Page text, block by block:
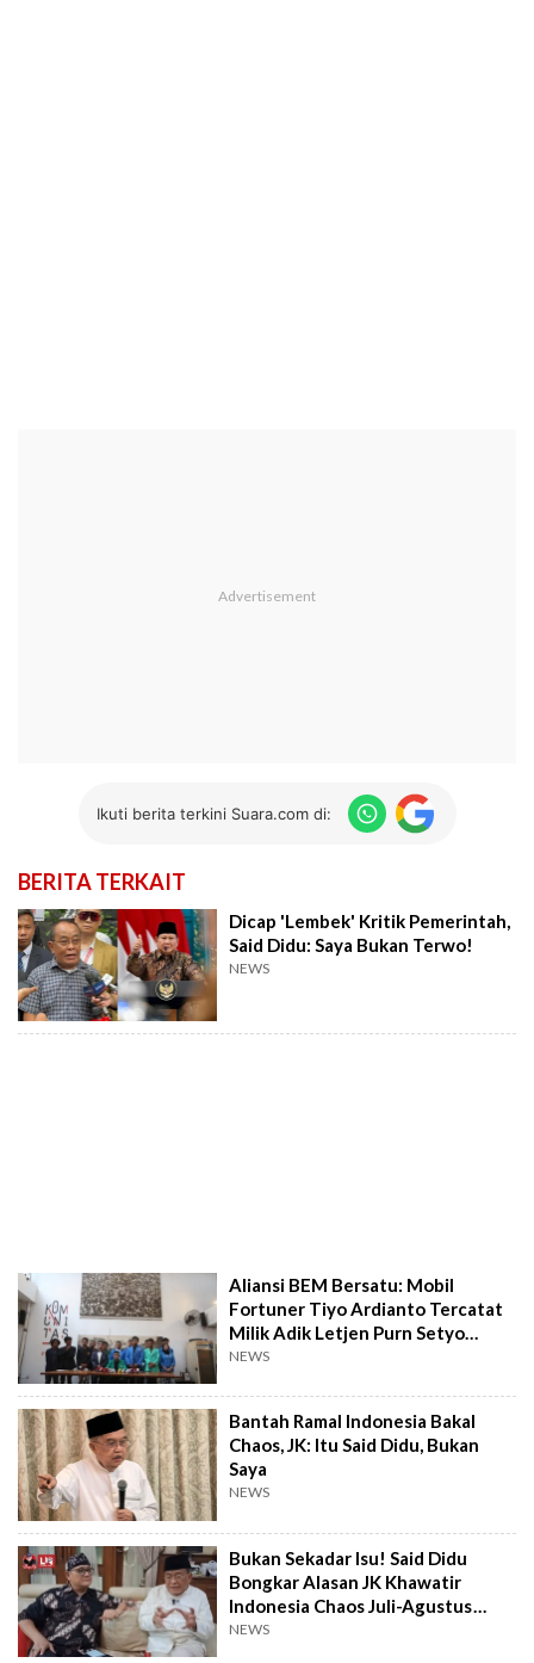
Ikuti berita terkini Suara.com di:
BERITA TERKAIT
Dicap 'Lembek' Kritik Pemerintah,
Said Didu: Saya Bukan Terwo!
NEWS
Aliansi BEM Bersatu: Mobil
Fortuner Tiyo Ardianto Tercatat
Milik Adik Letjen Purn Setyo
Sularso
NEWS
Bantah Ramal Indonesia Bakal
Chaos, JK: Itu Said Didu, Bukan
Saya
NEWS
Bukan Sekadar Isu! Said Didu
Bongkar Alasan JK Khawatir
Indonesia Chaos Juli-Agustus
Mendatang
NEWS